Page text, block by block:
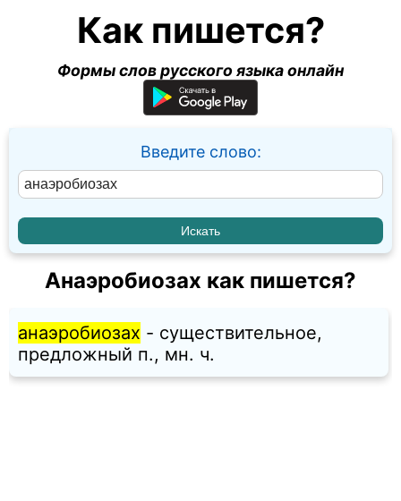
Как пишется?
Формы слов русского языка онлайн
Введите слово:
Анаэробиозах как пишется?
анаэробиозах - существительное,
предложный п., мн. ч.